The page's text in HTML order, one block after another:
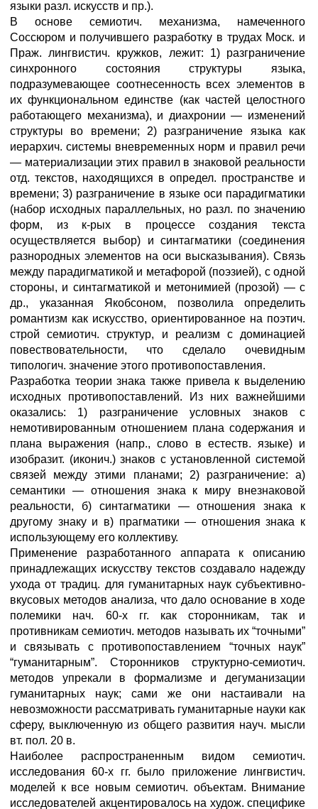
языки разл. искусств и пр.).
В основе семиотич. механизма, намеченного
Соссюром и получившего разработку в трудах Моск. и
Праж. лингвистич. кружков, лежит: 1) разграничение
синхронного состояния структуры языка,
подразумевающее соотнесенность всех элементов в
их функциональном единстве (как частей целостного
работающего механизма), и диахронии — изменений
структуры во времени; 2) разграничение языка как
иерархич. системы вневременных норм и правил речи
— материализации этих правил в знаковой реальности
отд. текстов, находящихся в определ. пространстве и
времени; 3) разграничение в языке оси парадигматики
(набор исходных параллельных, но разл. по значению
форм, из к-рых в процессе создания текста
осуществляется выбор) и синтагматики (соединения
разнородных элементов на оси высказывания). Связь
между парадигматикой и метафорой (поэзией), с одной
стороны, и синтагматикой и метонимией (прозой) — с
др., указанная Якобсоном, позволила определить
романтизм как искусство, ориентированное на поэтич.
строй семиотич. структур, и реализм с доминацией
повествовательности, что сделало очевидным
типологич. значение этого противопоставления.
Разработка теории знака также привела к выделению
исходных противопоставлений. Из них важнейшими
оказались: 1) разграничение условных знаков с
немотивированным отношением плана содержания и
плана выражения (напр., слово в естеств. языке) и
изобразит. (иконич.) знаков с установленной системой
связей между этими планами; 2) разграничение: а)
семантики — отношения знака к миру внезнаковой
реальности, б) синтагматики — отношения знака к
другому знаку и в) прагматики — отношения знака к
использующему его коллективу.
Применение разработанного аппарата к описанию
принадлежащих искусству текстов создавало надежду
ухода от традиц. для гуманитарных наук субъективно-
вкусовых методов анализа, что дало основание в ходе
полемики нач. 60-х гг. как сторонникам, так и
противникам семиотич. методов называть их “точными”
и связывать с противопоставлением “точных наук”
“гуманитарным”. Сторонников структурно-семиотич.
методов упрекали в формализме и дегуманизации
гуманитарных наук; сами же они настаивали на
невозможности рассматривать гуманитарные науки как
сферу, выключенную из общего развития науч. мысли
вт. пол. 20 в.
Наиболее распространенным видом семиотич.
исследования 60-х гг. было приложение лингвистич.
моделей к все новым семиотич. объектам. Внимание
исследователей акцентировалось на худож. специфике